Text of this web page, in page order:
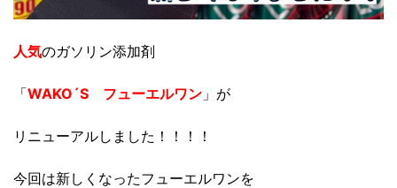
人気のガソリン添加剤
「WAKO´S フューエルワン 」が
リニューアルしました！！！！
今回は新しくなったフューエルワンを